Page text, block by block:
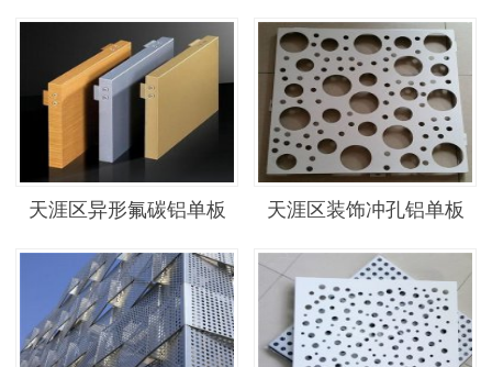
天涯区异形氟碳铝单板 天涯区装饰冲孔铝单板